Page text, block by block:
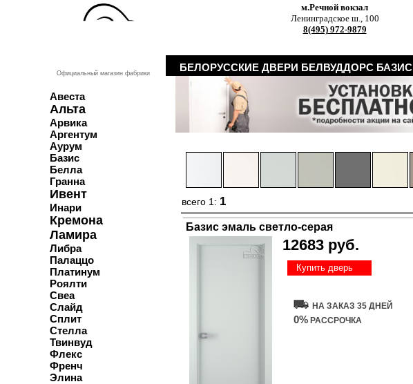
Официальный магазин фабрики
Авеста
Альта
Арвика
Аргентум
Аурум
Базис
Белла
Гранна
Ивент
Инари
Кремона
Ламира
Либра
Палаццо
Платинум
Роялти
Свеа
Слайд
Сплит
Стелла
Твинвуд
Флекс
Френч
Элина
м.Речной вокзал
Ленинградское ш., 100
8(495) 972-9879
БЕЛОРУССКИЕ ДВЕРИ БЕЛВУДДОРС БАЗИС
всего 1: 1
Базис эмаль светло-серая
12683 руб.
Купить дверь
НА ЗАКАЗ 35 ДНЕЙ
0% РАССРОЧКА